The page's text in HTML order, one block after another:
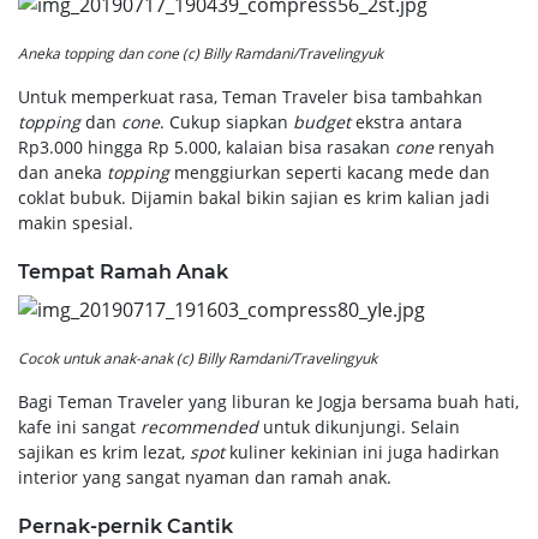
Aneka toppingdancone (c) Billy Ramdani/Travelingyuk
Untuk memperkuat rasa, Teman Traveler bisa tambahkan
toppingdan cone. Cukup siapkan budgetekstra antara
Rp3.000 hingga Rp 5.000, kalaian bisa rasakan conerenyah
dan aneka toppingmenggiurkan seperti kacang mede dan
coklat bubuk. Dijamin bakal bikin sajian es krim kalian jadi
makin spesial.
Tempat Ramah Anak
Cocok untuk anak-anak (c) Billy Ramdani/Travelingyuk
Bagi Teman Traveler yang liburan ke Jogja bersama buah hati,
kafe ini sangat recommendeduntuk dikunjungi. Selain
sajikan es krim lezat, spotkuliner kekinian ini juga hadirkan
interior yang sangat nyaman dan ramah anak.
Pernak-pernik Cantik